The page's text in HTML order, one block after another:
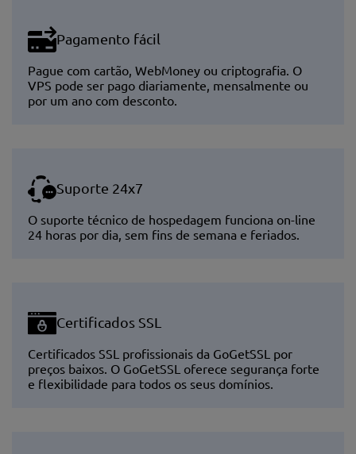
Pagamento fácil
Pague com cartão, WebMoney ou criptografia. O
VPS pode ser pago diariamente, mensalmente ou
por um ano com desconto.
Suporte 24x7
O suporte técnico de hospedagem funciona on-line
24 horas por dia, sem fins de semana e feriados.
Certificados SSL
Certificados SSL profissionais da GoGetSSL por
preços baixos. O GoGetSSL oferece segurança forte
e flexibilidade para todos os seus domínios.